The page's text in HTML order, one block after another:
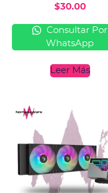
$30.00
Consultar Por
WhatsApp
Leer Más